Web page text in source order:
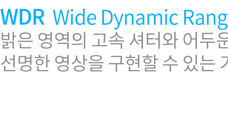
WDRWide Dynamic
밝은 영역의 고속 셔터와 어두
선명한 영상을 구현할 수 있는